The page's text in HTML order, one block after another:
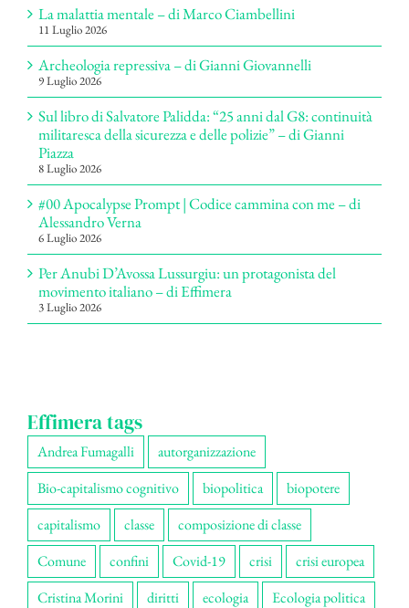
La malattia mentale – di Marco Ciambellini
11 Luglio 2026
Archeologia repressiva – di Gianni Giovannelli
9 Luglio 2026
Sul libro di Salvatore Palidda: “25 anni dal G8: continuità
militaresca della sicurezza e delle polizie” – di Gianni
Piazza
8 Luglio 2026
#00 Apocalypse Prompt | Codice cammina con me – di
Alessandro Verna
6 Luglio 2026
Per Anubi D’Avossa Lussurgiu: un protagonista del
movimento italiano – di Effimera
3 Luglio 2026
Effimera tags
Andrea Fumagalli
autorganizzazione
Bio-capitalismo cognitivo
biopolitica
biopotere
capitalismo
classe
composizione di classe
Comune
confini Covid-19 crisi
crisi europea
Cristina Morini
diritti ecologia
Ecologia politica